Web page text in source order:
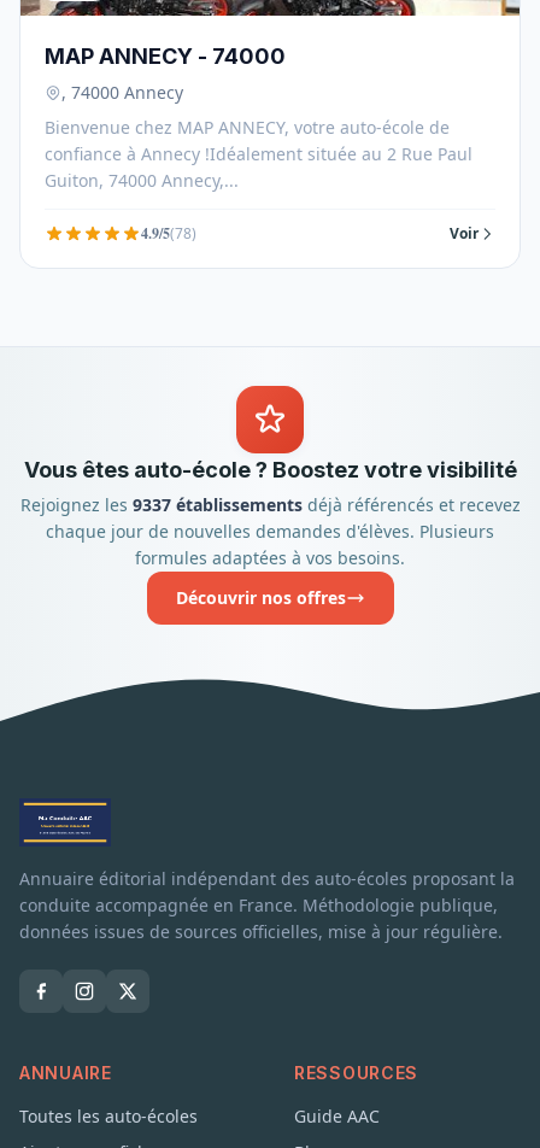
MAP ANNECY - 74000
, 74000 Annecy
Bienvenue chez MAP ANNECY, votre auto-école de
confiance à Annecy !Idéalement située au 2 Rue Paul
Guiton, 74000 Annecy,...
4.9/5(78) Voir
Vous êtes auto-école ? Boostez votre visibilité
Rejoignez les 9337 établissementsdéjà référencés et recevez
chaque jour de nouvelles demandes d'élèves. Plusieurs
formules adaptées à vos besoins.
Découvrir nos offres
Annuaire éditorial indépendant des auto-écoles proposant la
conduite accompagnée en France. Méthodologie publique,
données issues de sources officielles, mise à jour régulière.
ANNUAIRE
Toutes les auto-écoles
RESSOURCES
Guide AAC